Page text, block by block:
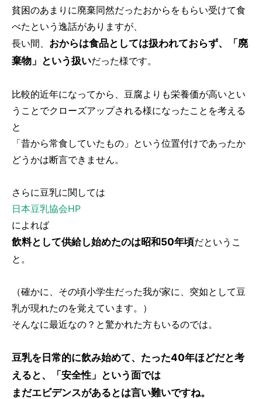
貧困のあまりに廃棄同然だったおからをもらい受けて食
べたという逸話がありますが、
長い間、 おからは食品としては扱われておらず、「廃
棄物」という扱いだった様です。
比較的近年になってから、豆腐よりも栄養価が高いとい
うことでクローズアップされる様になったことを考える
と
「昔から常食していたもの」という位置付けであったか
どうかは断言できません。
さらに豆乳に関しては
日本豆乳協会HP
によれば
飲料として供給し始めたのは昭和50年頃だというこ
と。
（確かに、その頃小学生だった我が家に、突如として豆
乳が現れたのを覚えています。）
そんなに最近なの？と驚かれた方もいるのでは。
豆乳を日常的に飲み始めて、たった40年ほどだと考
えると、「安全性」という面では
まだエビデンスがあるとは言い難いですね。